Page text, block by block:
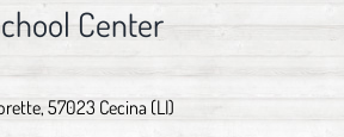
Center
57023 Cecina (LI)